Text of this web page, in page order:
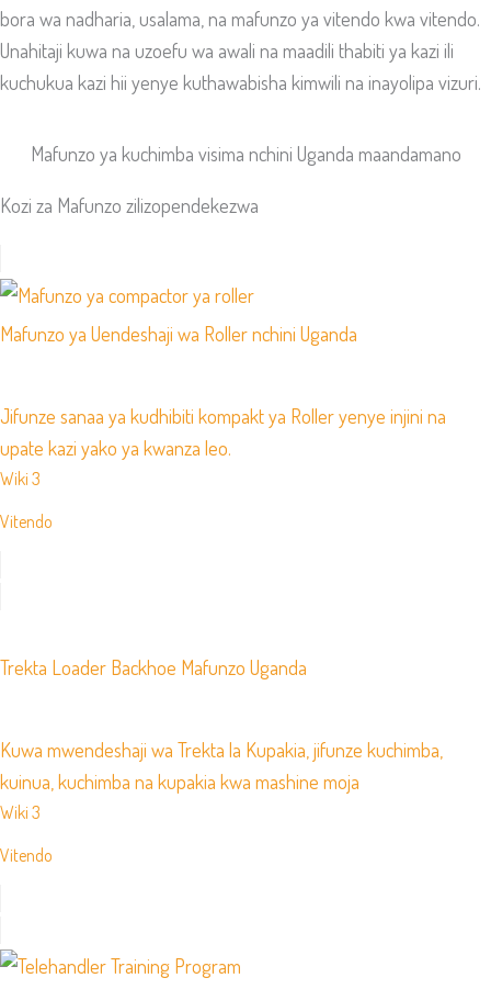
bora wa nadharia, usalama, na mafunzo ya vitendo kwa vitendo.
Unahitaji kuwa na uzoefu wa awali na maadili thabiti ya kazi ili
kuchukua kazi hii yenye kuthawabisha kimwili na inayolipa vizuri.
Mafunzo ya kuchimba visima nchini Uganda maandamano
Kozi za Mafunzo zilizopendekezwa
Mafunzo ya Uendeshaji wa Roller nchini Uganda
Jifunze sanaa ya kudhibiti kompakt ya Roller yenye injini na
upate kazi yako ya kwanza leo.
Wiki 3
Vitendo
Trekta Loader Backhoe Mafunzo Uganda
Kuwa mwendeshaji wa Trekta la Kupakia, jifunze kuchimba,
kuinua, kuchimba na kupakia kwa mashine moja
Wiki 3
Vitendo